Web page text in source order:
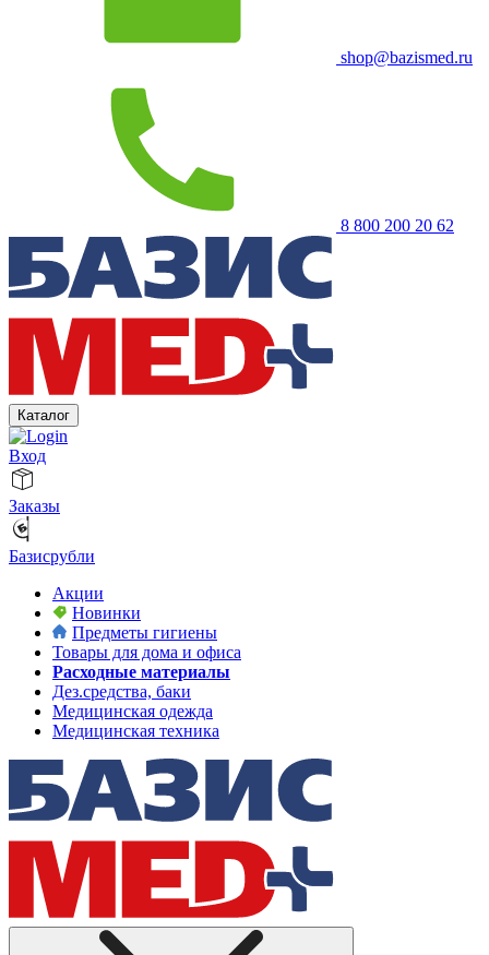
shop@bazismed.ru
8 800 200 20 62
Каталог
Вход
Заказы
Базисрубли
Акции
Новинки
Предметы гигиены
Товары для дома и офиса
Расходные материалы
Дез.средства, баки
Медицинская одежда
Медицинская техника